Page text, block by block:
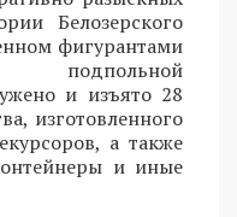
Белозерского
фигурантами
подпольной
и изъято 28
изготовленного
а также
и иные